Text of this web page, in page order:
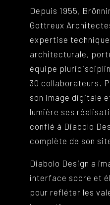
Depuis 1955,
Gottreux
expertise
architecturale,
équipe
30 collaborateurs.
son image digitale
lumière ses
confié à Diabolo
complète de son
Diabolo Design a
interface sobre et
pour refléter les